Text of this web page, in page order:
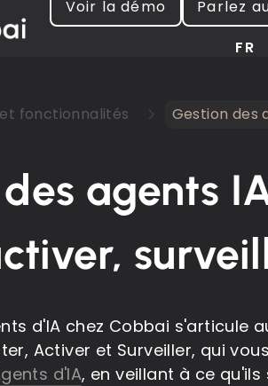
Voir la démo
Parlez
FR
fonctionnalités Gestion des
agents
d'IA chez Cobbai s'articule
Activer et Surveiller, qui
d'IA, en veillant à ce